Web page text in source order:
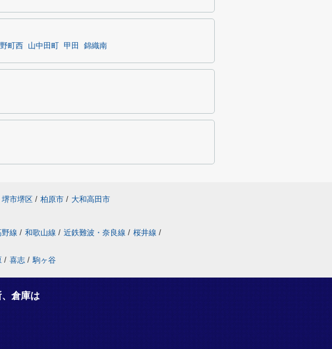
町西 山中田町 甲田 錦織南
堺市堺区 / 柏原市 / 大和高田市
線 / 和歌山線 / 近鉄難波・奈良線 / 桜井線 /
/ 喜志 / 駒ヶ谷
倉庫は